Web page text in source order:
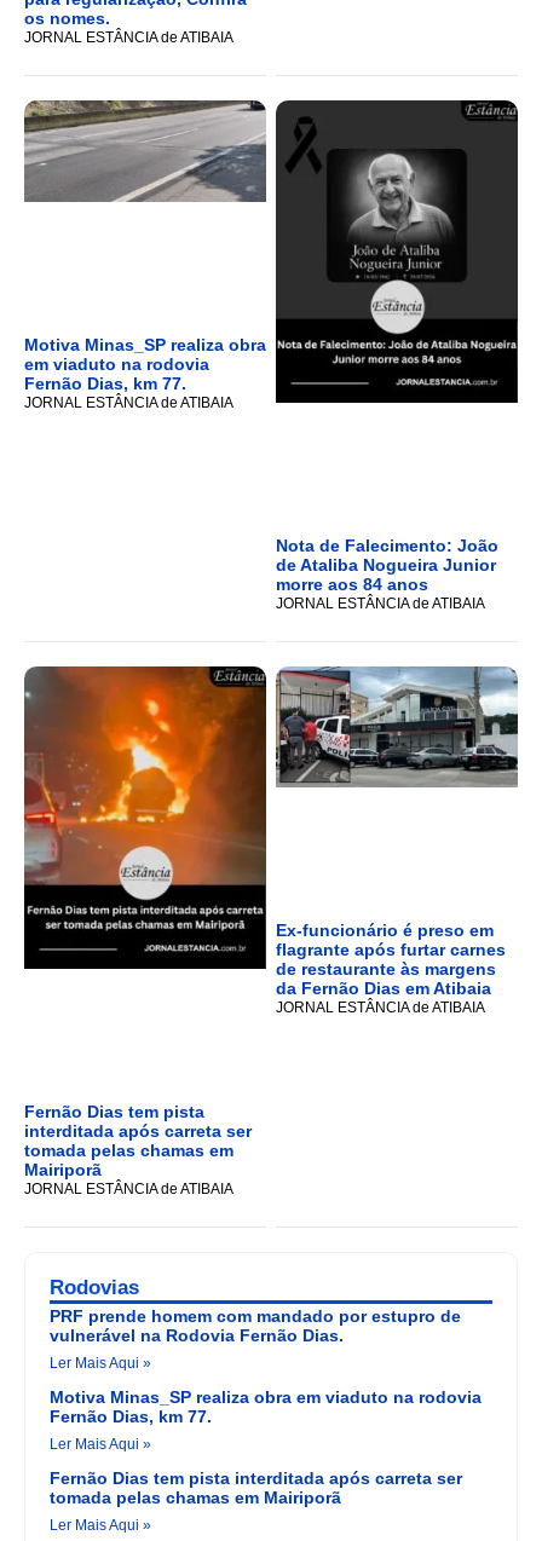
os nomes.
JORNAL ESTÂNCIA de ATIBAIA
Motiva Minas_SP realiza obra
em viaduto na rodovia
Fernão Dias, km 77.
JORNAL ESTÂNCIA de ATIBAIA
Nota de Falecimento: João
de Ataliba Nogueira Junior
morre aos 84 anos
JORNAL ESTÂNCIA de ATIBAIA
Fernão Dias tem pista
interditada após carreta ser
tomada pelas chamas em
Mairiporã
JORNAL ESTÂNCIA de ATIBAIA
Ex-funcionário é preso em
flagrante após furtar carnes
de restaurante às margens
da Fernão Dias em Atibaia
JORNAL ESTÂNCIA de ATIBAIA
Rodovias
PRF prende homem com mandado por estupro de
vulnerável na Rodovia Fernão Dias.
Ler Mais Aqui »
Motiva Minas_SP realiza obra em viaduto na rodovia
Fernão Dias, km 77.
Ler Mais Aqui »
Fernão Dias tem pista interditada após carreta ser
tomada pelas chamas em Mairiporã
Ler Mais Aqui »